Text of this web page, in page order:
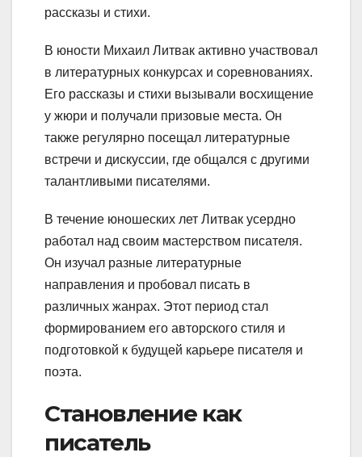
рассказы и стихи.
В юности Михаил Литвак активно участвовал
в литературных конкурсах и соревнованиях.
Его рассказы и стихи вызывали восхищение
у жюри и получали призовые места. Он
также регулярно посещал литературные
встречи и дискуссии, где общался с другими
талантливыми писателями.
В течение юношеских лет Литвак усердно
работал над своим мастерством писателя.
Он изучал разные литературные
направления и пробовал писать в
различных жанрах. Этот период стал
формированием его авторского стиля и
подготовкой к будущей карьере писателя и
поэта.
Становление как
писатель